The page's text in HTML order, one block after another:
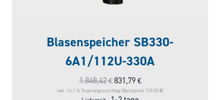
Blasenspeicher SB330-
6A1/112U-330A
1.848,42€ Ursprünglicher
Preis
831,79 €Aktueller
Preis
inkl. 14,1 % Teuerungszuschlag (Basispreis 729,00 €)